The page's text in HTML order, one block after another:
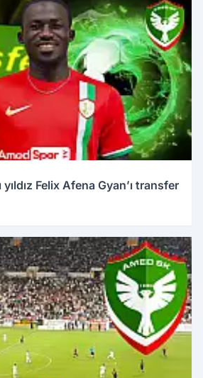
Felix Afena Gyan’ı transfer